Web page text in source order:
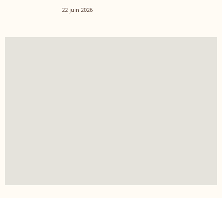
22 juin 2026